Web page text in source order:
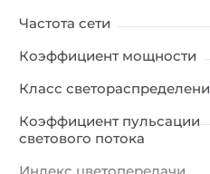
Частота сети
Коэффициент мощности
Класс
Коэффициент пульсации
светового потока